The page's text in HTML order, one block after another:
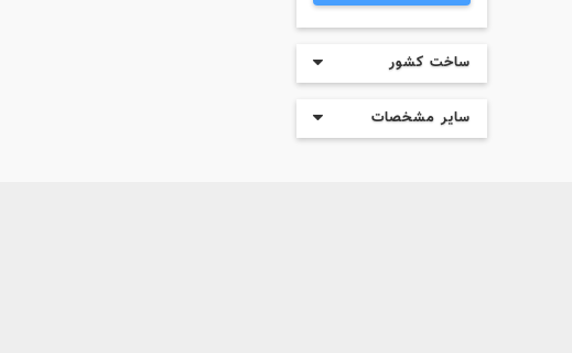
ساخت کشور
سایر مشخصات